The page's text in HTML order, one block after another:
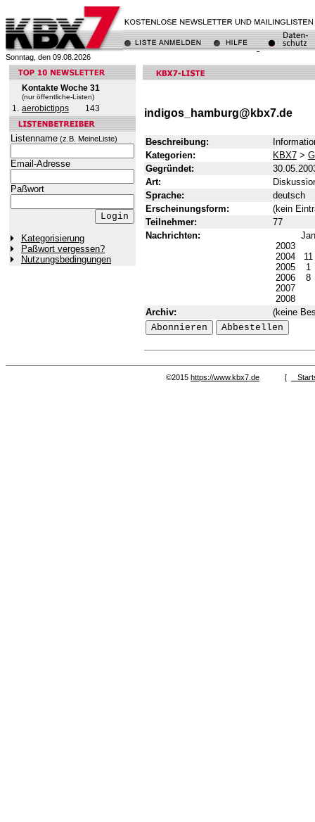
Sonntag, den 09.08.2026
Kontakte Woche 31
(nur öffentliche-Listen)
1. aerobictipps 143
Listenname (z.B. MeineListe)
Email-Adresse
Paßwort
Kategorisierung
Paßwort vergessen?
Nutzungsbedingungen
indigos_hamburg@kbx7.de
Beschreibung:
Kategorien:
KBX7 >
Gegründet:
Art:
Sprache:
deutsch
Erscheinungsform:
(kein
Teilnehmer:
77
Nachrichten:
2003
2004
11
2005
1
2006
8
2007
2008
Archiv:
(keine
©2015 https://www.kbx7.de [